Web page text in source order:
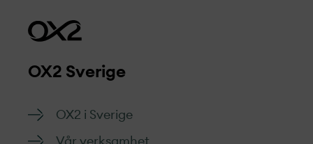
OX2 Sverige
OX2 i Sverige
Vår verksamhet